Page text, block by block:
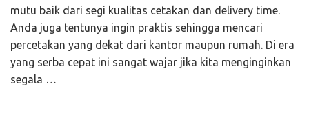
mutu baik dari segi kualitas cetakan dan delivery time.
Anda juga tentunya ingin praktis sehingga mencari
percetakan yang dekat dari kantor maupun rumah. Di era
yang serba cepat ini sangat wajar jika kita menginginkan
segala …